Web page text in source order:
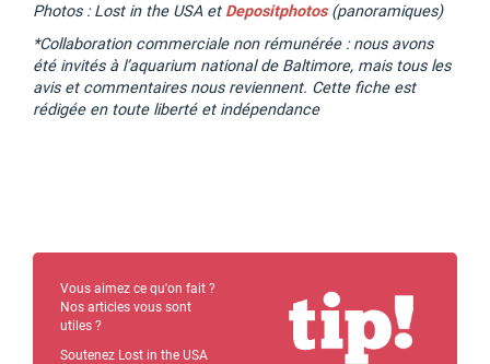
Photos : Lost in the USA et Depositphotos(panoramiques)
*Collaboration commerciale non rémunérée : nous avons
été invités à l’aquarium national de Baltimore, mais tous les
avis et commentaires nous reviennent. Cette fiche est
rédigée en toute liberté et indépendance
Vous aimez ce qu'on fait ?
Nos articles vous sont
utiles ?
Soutenez Lost in the USA